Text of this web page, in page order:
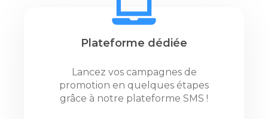
Plateforme dédiée
Lancez vos campagnes de
promotion en quelques étapes
grâce à notre plateforme SMS !